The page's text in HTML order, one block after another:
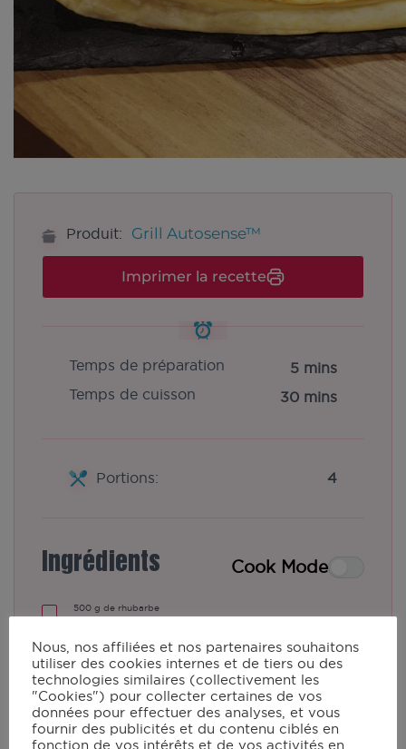
Produit: Grill Autosense™
Imprimer la recette
Temps de préparation
5 mins
Temps de cuisson
30 mins
Portions: 4
Ingrédients Cook Mode
500 g de rhubarbe
125 gde poudre d'amandes
80 gde beurre
2 oeufs
1 pâte sablée
Nous, nos affiliées et nos partenaires souhaitons
utiliser des cookies internes et de tiers ou des
technologies similaires (collectivement les
"Cookies") pour collecter certaines de vos
données pour effectuer des analyses, et vous
fournir des publicités et du contenu ciblés en
fonction de vos intérêts et de vos activités en